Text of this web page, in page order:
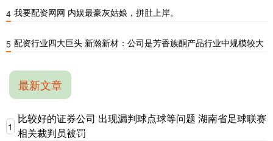
4 我要配资网网 内娱最豪灰姑娘，拼肚上岸。
5 配资行业四大巨头 新瀚新材：公司是芳香族酮产品行业中规模较大
最新文章
1
比较好的证券公司 出现漏判球点球等问题 湖南省足球联赛
相关裁判员被罚